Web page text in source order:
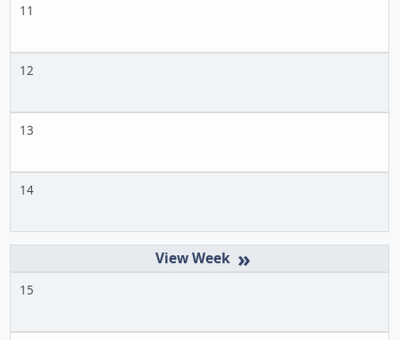
11
12
13
14
»
15